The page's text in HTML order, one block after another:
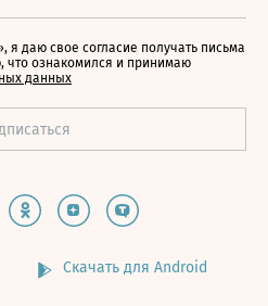
я даю свое согласие получать письма
что ознакомился и принимаю
данных
Скачать для Android